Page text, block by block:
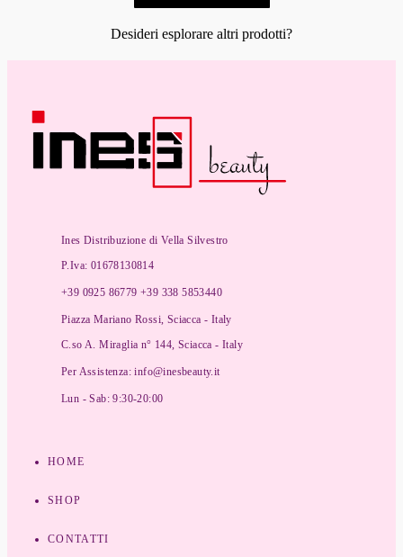
Desideri esplorare altri prodotti?
Ines Distribuzione di Vella Silvestro
P.Iva: 01678130814
+39 0925 86779 +39 338 5853440
Piazza Mariano Rossi, Sciacca - Italy
C.so A. Miraglia n° 144, Sciacca - Italy
Per Assistenza: info@inesbeauty.it
Lun - Sab: 9:30-20:00
HOME
SHOP
CONTATTI